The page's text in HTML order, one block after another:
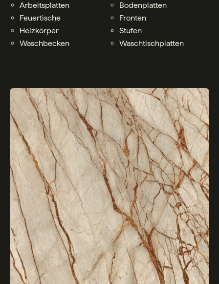
Arbeitsplatten
Bodenplatten
Feuertische
Fronten
Heizkörper
Stufen
Waschbecken
Waschtischplatten